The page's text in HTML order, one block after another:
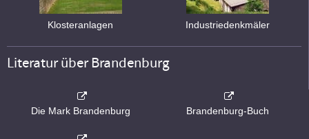
Klosteranlagen Industriedenkmäler
Literatur über Brandenburg
Die Mark Brandenburg Brandenburg-Buch